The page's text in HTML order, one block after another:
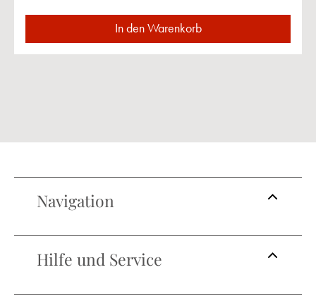
In den Warenkorb
Navigation
Hilfe und Service